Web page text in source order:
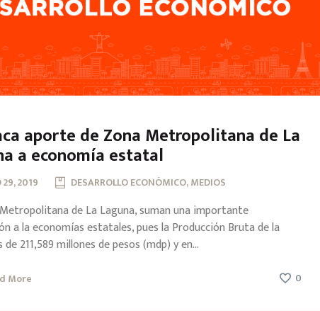
aporte de Zona Metropolitana de La
a economía estatal
29, 2019 DESARROLLO ECONÓMICO, MEDIOS
de La Laguna, suman una importante
a la economías estatales, pues la Producción Bruta de la
211,589 millones de pesos (mdp) y en...
More 0